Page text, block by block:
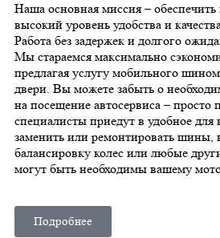
Наша основная миссия –
высокий уровень удобства и
Работа без задержек и долгого
Мы стараемся максимально
предлагая услугу мобильного
двери. Вы можете забыть о
на посещение автосервиса –
специалисты приедут в удобное для
заменить или ремонтировать шины,
балансировку колес или любые
могут быть необходимы вашему
Подробнее